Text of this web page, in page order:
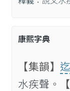
康熙字典
【集韻】
水疾聲。